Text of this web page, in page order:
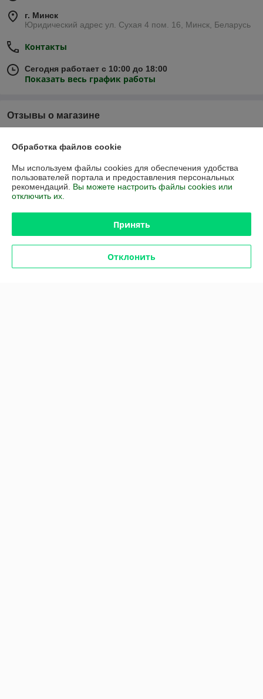
г. Минск
Юридический адрес ул. Сухая 4 пом. 16, Минск, Беларусь
Контакты
Сегодня работает с 10:00 до 18:00
Показать весь график работы
Отзывы о магазине
07.05.2026
Отлично
Отлично
Обработка файлов cookie
Мы используем файлы cookies для обеспечения удобства
пользователей портала и предоставления персональных
рекомендаций. Вы можете настроить файлы cookies или
отключить их.
Принять
Отклонить